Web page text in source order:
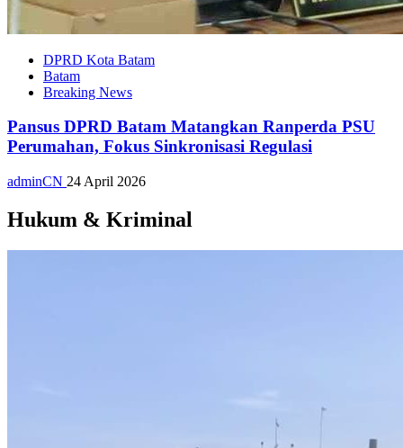
DPRD Kota Batam
Batam
Breaking News
Pansus DPRD Batam Matangkan Ranperda PSU
Perumahan, Fokus Sinkronisasi Regulasi
adminCN 24 April 2026
Hukum & Kriminal